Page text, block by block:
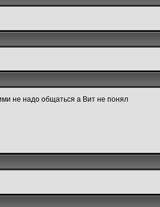
не надо общаться а Вит не понял